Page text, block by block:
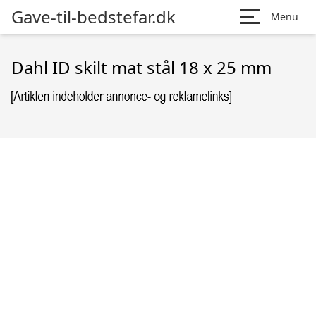
Gave-til-bedstefar.dk Menu
Dahl ID skilt mat stål 18 x 25 mm